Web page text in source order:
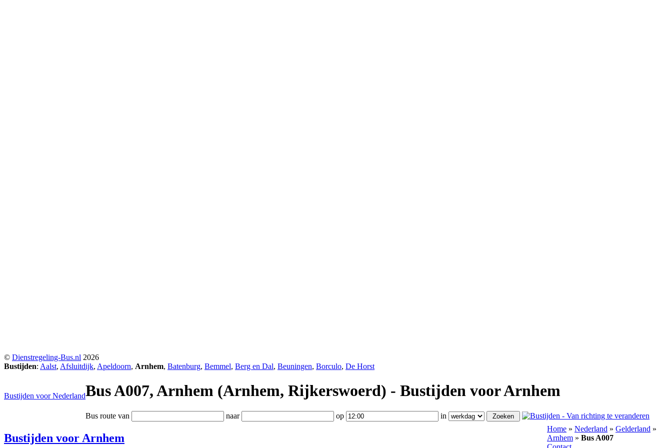
© Dienstregeling-Bus.nl 2026
Bustijden: Aalst, Afsluitdijk, Apeldoorn, Arnhem, Batenburg, Bemmel, Berg en Dal, Beuningen, Borculo, De Horst
Bustijden voor NederlandBus A007, Arnhem (Arnhem, Rijkerswoerd) - Bustijden voor Arnhem
Bus route van naar op in
Bustijden voor Arnhem
Home » Nederland » Gelderland »
Arnhem » Bus A007